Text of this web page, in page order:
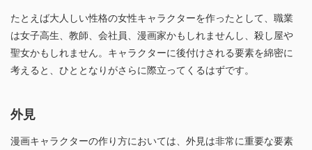
たとえば大人しい性格の女性キャラクターを作ったとして、職業
は女子高生、教師、会社員、漫画家かもしれませんし、殺し屋や
聖女かもしれません。キャラクターに後付けされる要素を綿密に
考えると、ひととなりがさらに際立ってくるはずです。
外見
漫画キャラクターの作り方においては、外見は非常に重要な要素